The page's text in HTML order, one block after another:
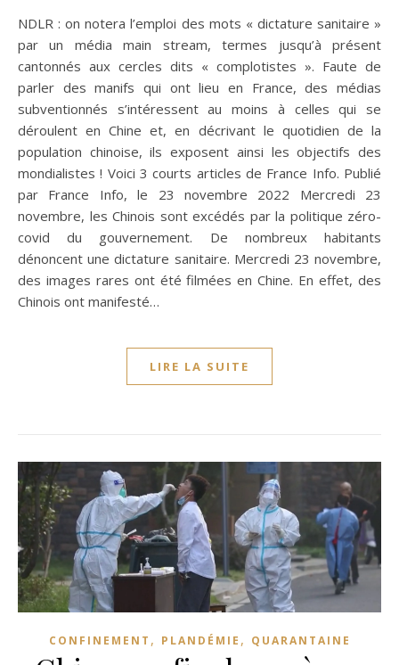
NDLR : on notera l’emploi des mots « dictature sanitaire »
par un média main stream, termes jusqu’à présent
cantonnés aux cercles dits « complotistes ». Faute de
parler des manifs qui ont lieu en France, des médias
subventionnés s’intéressent au moins à celles qui se
déroulent en Chine et, en décrivant le quotidien de la
population chinoise, ils exposent ainsi les objectifs des
mondialistes ! Voici 3 courts articles de France Info. Publié
par France Info, le 23 novembre 2022 Mercredi 23
novembre, les Chinois sont excédés par la politique zéro-
covid du gouvernement. De nombreux habitants
dénoncent une dictature sanitaire. Mercredi 23 novembre,
des images rares ont été filmées en Chine. En effet, des
Chinois ont manifesté…
LIRE LA SUITE
CONFINEMENT , PLANDÉMIE , QUARANTAINE